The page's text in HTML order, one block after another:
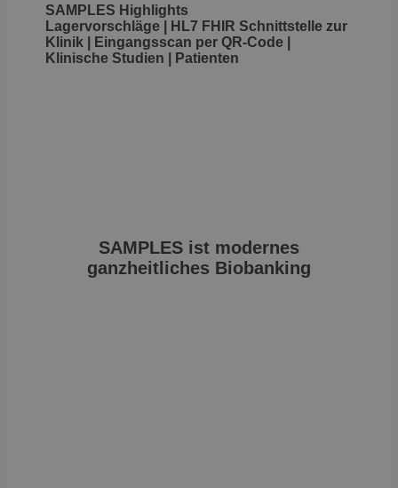
SAMPLES Highlights
Lagervorschläge | HL7 FHIR Schnittstelle zur
Klinik | Eingangsscan per QR-Code |
Klinische Studien | Patienten
SAMPLES ist modernes
ganzheitliches Biobanking